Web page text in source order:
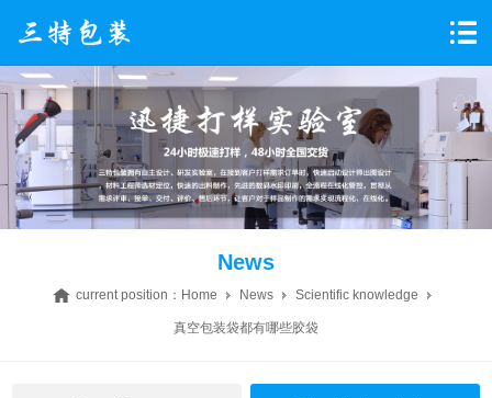
News
current position： Home News Scientific knowledge
真空包装袋都有哪些胶袋